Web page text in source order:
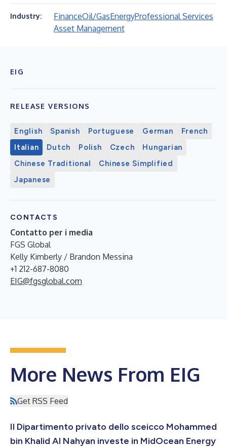
Industry: FinanceOil/GasEnergyProfessional Services
Asset Management
EIG
RELEASE VERSIONS
English Spanish Portuguese German
French
Italian
Dutch Polish Czech
Hungarian
Chinese Traditional
Chinese Simplified
Japanese
CONTACTS
Contatto per i media
FGS Global
Kelly Kimberly / Brandon Messina
+1 212-687-8080
EIG@fgsglobal.com
More News From EIG
Get RSS Feed
Il Dipartimento privato dello sceicco Mohammed
bin Khalid Al Nahyan investe in MidOcean Energy